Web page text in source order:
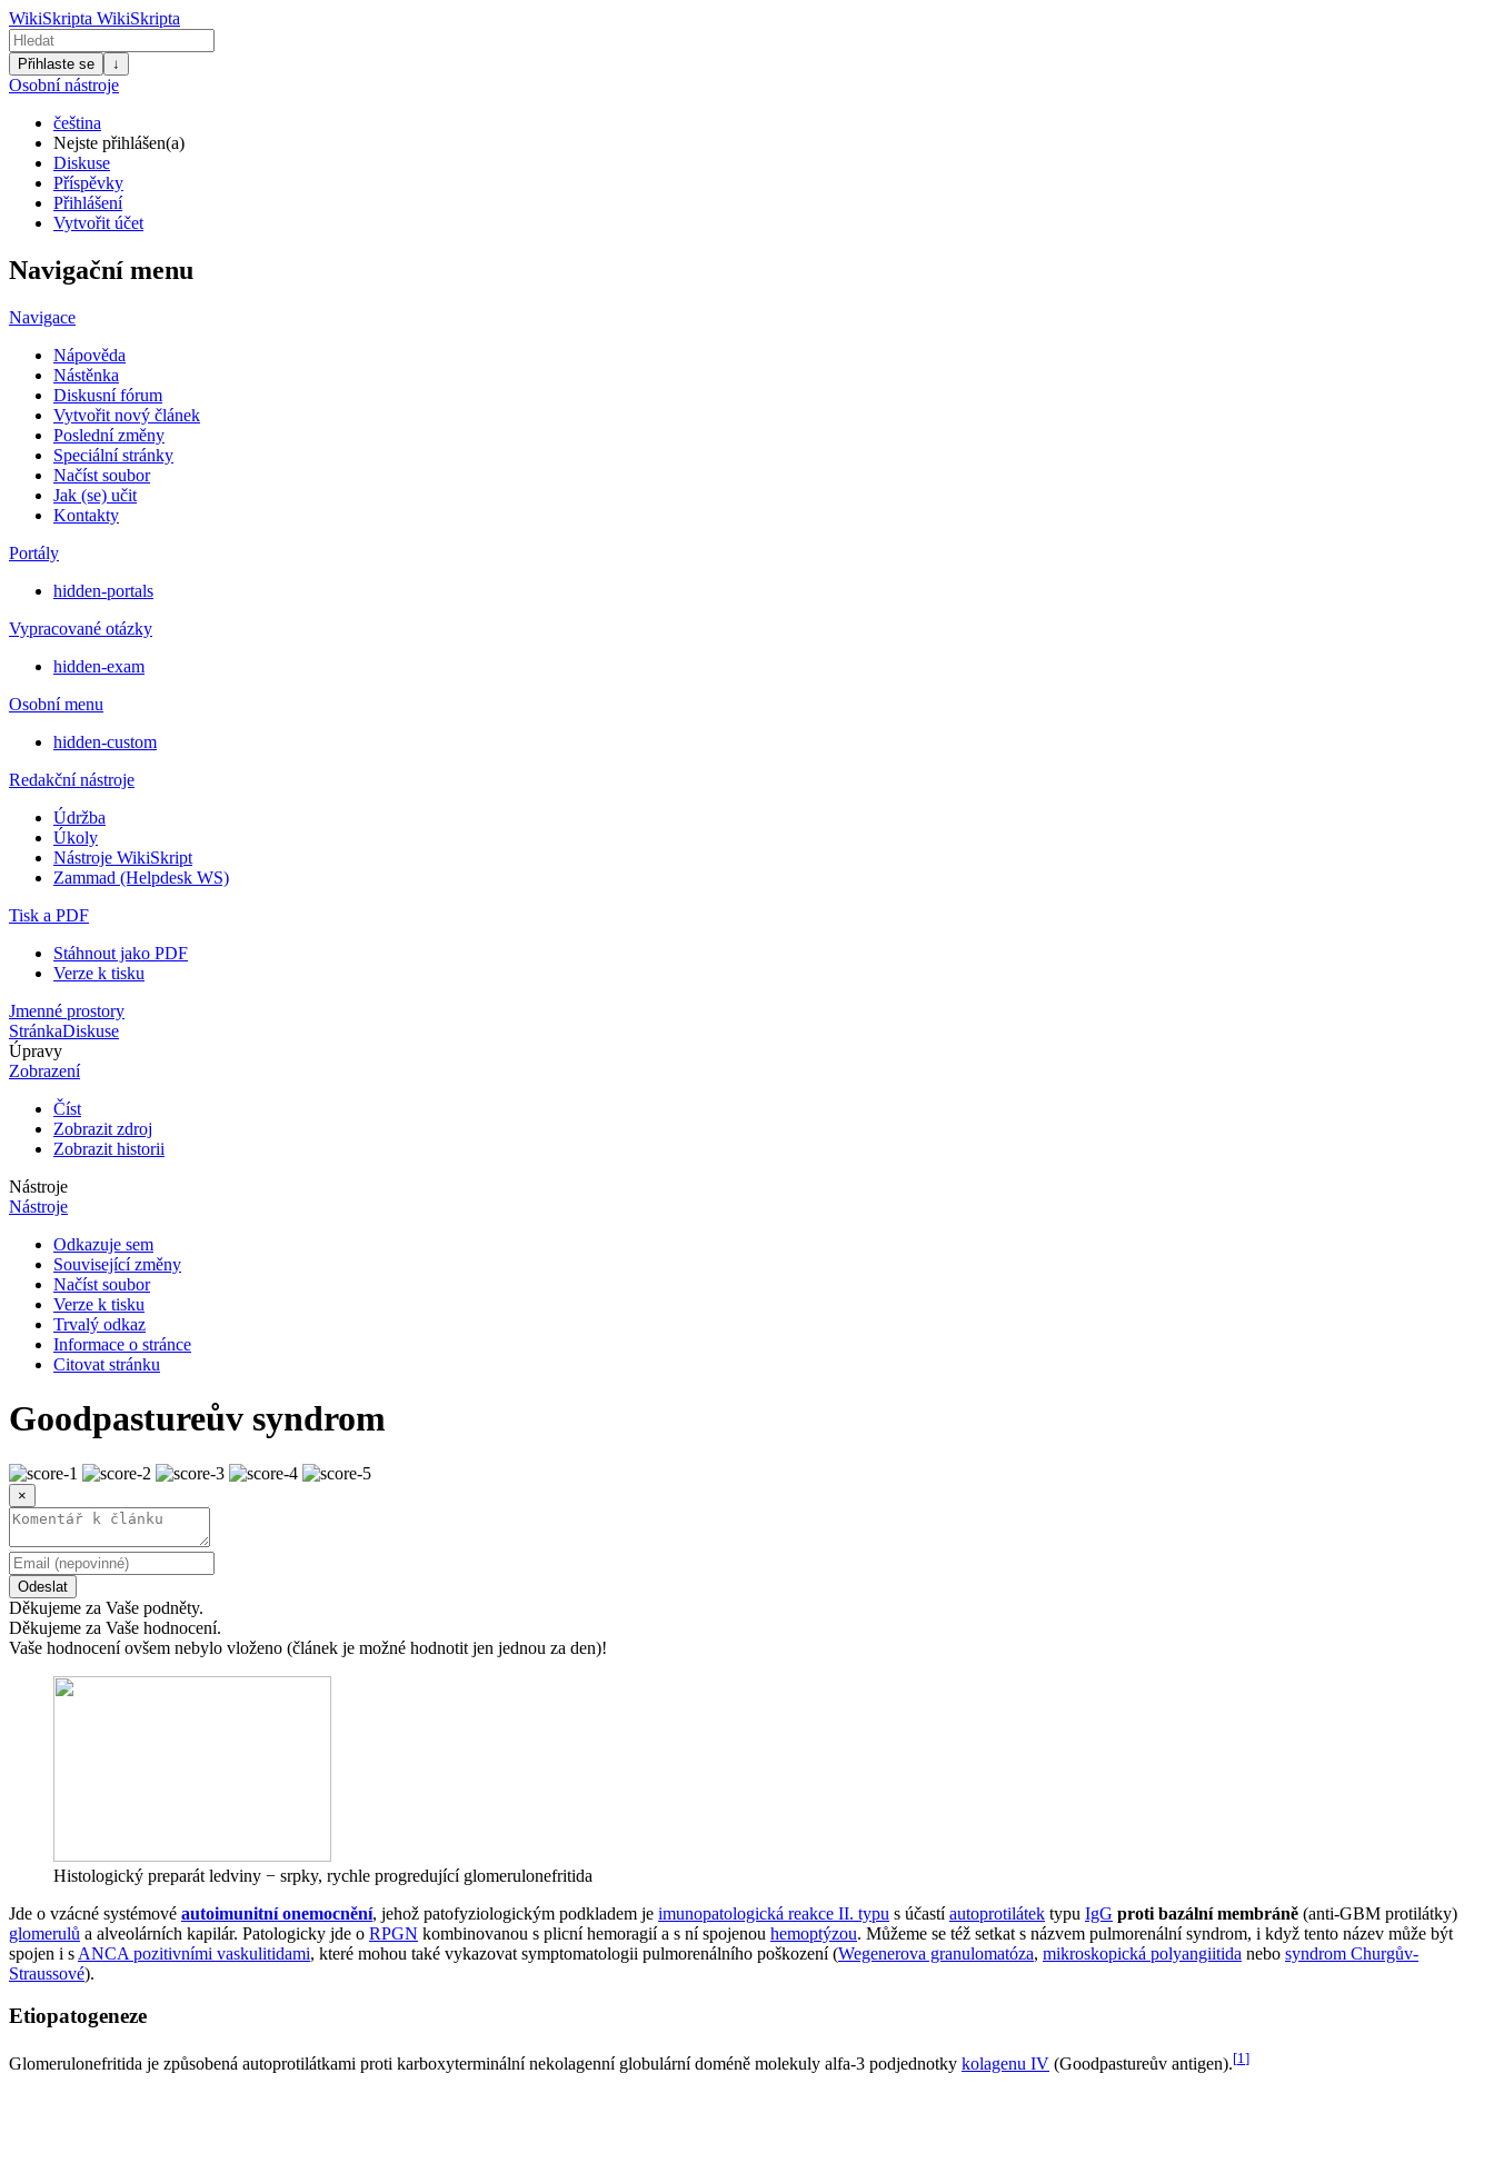
WikiSkripta WikiSkripta
Přihlaste se ↓
Osobní nástroje
čeština
Nejste přihlášen(a)
Diskuse
Příspěvky
Přihlášení
Vytvořit účet
Navigační menu
Navigace
Nápověda
Nástěnka
Diskusní fórum
Vytvořit nový článek
Poslední změny
Speciální stránky
Načíst soubor
Jak (se) učit
Kontakty
Portály
hidden-portals
Vypracované otázky
hidden-exam
Osobní menu
hidden-custom
Redakční nástroje
Údržba
Úkoly
Nástroje WikiSkript
Zammad (Helpdesk WS)
Tisk a PDF
Stáhnout jako PDF
Verze k tisku
Jmenné prostory
StránkaDiskuse
Úpravy
Zobrazení
Číst
Zobrazit zdroj
Zobrazit historii
Nástroje
Nástroje
Odkazuje sem
Související změny
Načíst soubor
Verze k tisku
Trvalý odkaz
Informace o stránce
Citovat stránku
Goodpastureův syndrom
×
Odeslat
Děkujeme za Vaše podněty.
Děkujeme za Vaše hodnocení.
Vaše hodnocení ovšem nebylo vloženo (článek je možné hodnotit jen jednou za den)!
Histologický preparát ledviny − srpky, rychle progredující glomerulonefritida
Jde o vzácné systémové autoimunitní onemocnění, jehož patofyziologickým podkladem je imunopatologická reakce II. typu s účastíautoprotilátek typu IgG proti bazální membráně (anti-GBM protilátky)
glomerulů a alveolárních kapilár. Patologicky jde o RPGN kombinovanou s plicní hemoragií a s ní spojenou hemoptýzou. Můžeme se též setkat s názvem pulmorenální syndrom, i když tento název může být
spojen i s ANCA pozitivními vaskulitidami, které mohou také vykazovat symptomatologii pulmorenálního poškození (Wegenerova granulomatóza, mikroskopická polyangiitida nebo syndrom Churgův-
Straussové).
Etiopatogeneze
Glomerulonefritida je způsobená autoprotilátkami proti karboxyterminální nekolagenní globulární doméně molekuly alfa-3 podjednotky kolagenu IV (Goodpastureův antigen).[1]